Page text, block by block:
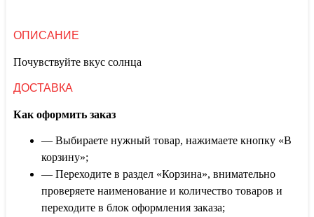
ОПИСАНИЕ
Почувствуйте вкус солнца
ДОСТАВКА
Как оформить заказ
— Выбираете нужный товар, нажимаете кнопку «В
корзину»;
— Переходите в раздел «Корзина», внимательно
проверяете наименование и количество товаров и
переходите в блок оформления заказа;